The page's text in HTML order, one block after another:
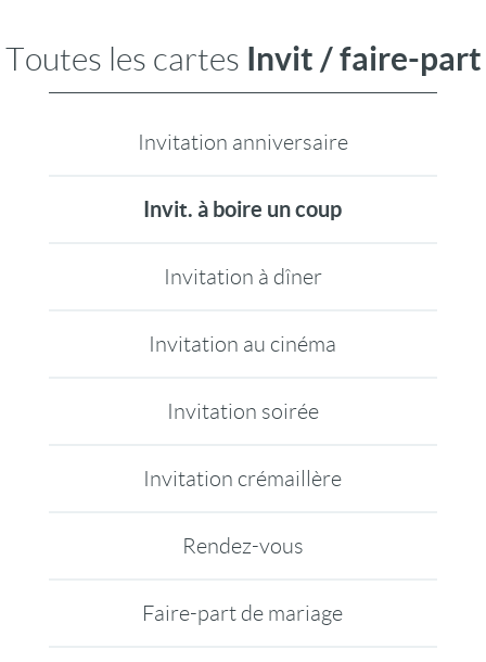
Toutes les cartes Invit / faire-part
Invitation anniversaire
Invit. à boire un coup
Invitation à dîner
Invitation au cinéma
Invitation soirée
Invitation crémaillère
Rendez-vous
Faire-part de mariage